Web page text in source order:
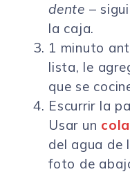
dente –
la caja.
1 minuto
lista, le
que se
Escurrir la
Usar un
del agua de
foto de